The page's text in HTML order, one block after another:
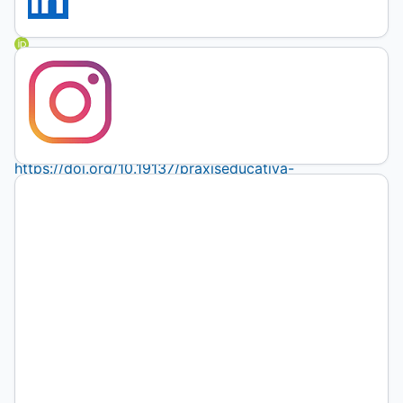
https://orcid.org/0000-
0002-
DOI:
https://doi.org/10.19137/praxiseducativa-